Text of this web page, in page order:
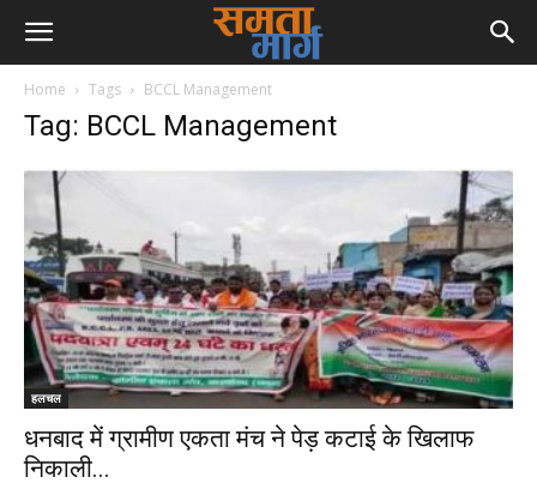
Home Tags BCCL Management
Tag: BCCL Management
हलचल
धनबाद में ग्रामीण एकता मंच ने पेड़ कटाई के खिलाफ
निकाली...